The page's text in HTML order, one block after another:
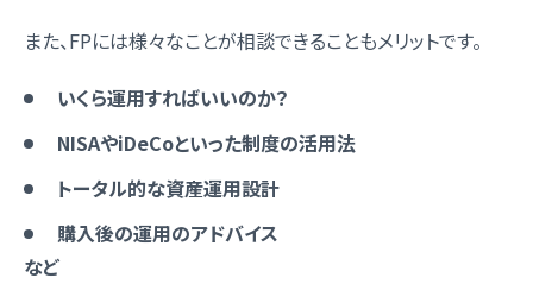
また、FPには様々なことが相談できることもメリットです。
いくら運用すればいいのか？
NISAやiDeCoといった制度の活用法
トータル的な資産運用設計
購入後の運用のアドバイス
など